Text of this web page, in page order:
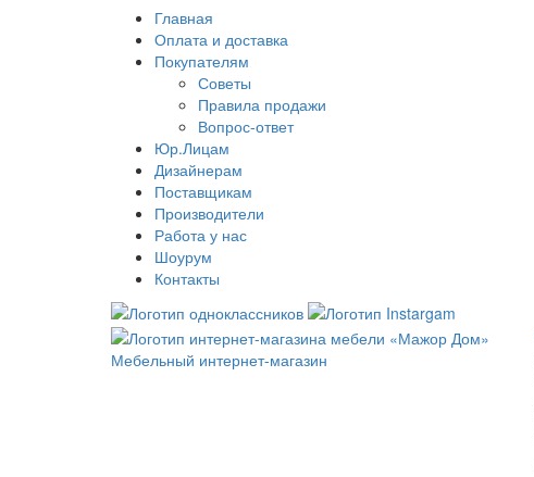
Главная
Оплата и доставка
Покупателям
Советы
Правила продажи
Вопрос-ответ
Юр.Лицам
Дизайнерам
Поставщикам
Производители
Работа у нас
Шоурум
Контакты
Мебельный интернет-магазин